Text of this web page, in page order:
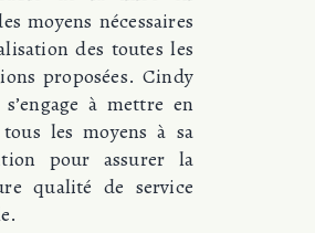
moyens nécessaires
des toutes les
proposées. Cindy
à mettre en
les moyens à sa
pour assurer la
qualité de service